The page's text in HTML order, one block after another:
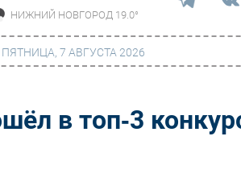
НИЖНИЙ НОВГОРОД 19.0°
Финансы
ПЯТНИЦА, 7 АВГУСТА 2026
в топ‑3